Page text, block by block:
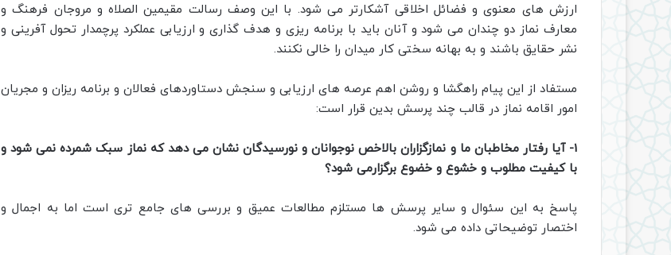
ارزش های معنوی و فضائل اخلاقی آشکارتر می شود. با این وصف رسالت مقیمین الصلاه و مروجان فرهنگ و
معارف نماز دو چندان می شود و آنان باید با برنامه ریزی و هدف گذاری و ارزیابی عملکرد پرچمدار تحول آفرینی و
نشر حقایق باشند و به بهانه سختی کار میدان را خالی نکنند.
مستفاد از این پیام راهگشا و روشن اهم عرصه های ارزیابی و سنجش دستاوردهای فعالان و برنامه ریزان و مجریان
امور اقامه نماز در قالب چند پرسش بدین قرار است:
1- آیا رفتار مخاطبان ما و نمازگزاران بالاخص نوجوانان و نورسیدگان نشان می دهد که نماز سبک شمرده نمی شود و
با کیفیت مطلوب و خشوع و خضوع برگزارمی شود؟
پاسخ به این سئوال و سایر پرسش ها مستلزم مطالعات عمیق و بررسی های جامع تری است اما به اجمال و
اختصار توضیحاتی داده می شود.